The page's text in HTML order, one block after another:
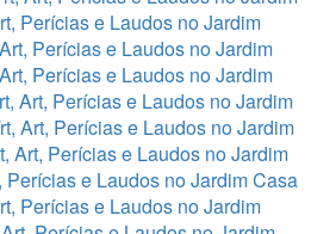
Perícias e Laudos no Jardim
Perícias e Laudos no Jardim
Perícias e Laudos no Jardim
Art, Perícias e Laudos no Jardim
Art, Perícias e Laudos no Jardim
Art, Perícias e Laudos no Jardim
Perícias e Laudos no Jardim Casa
Perícias e Laudos no Jardim